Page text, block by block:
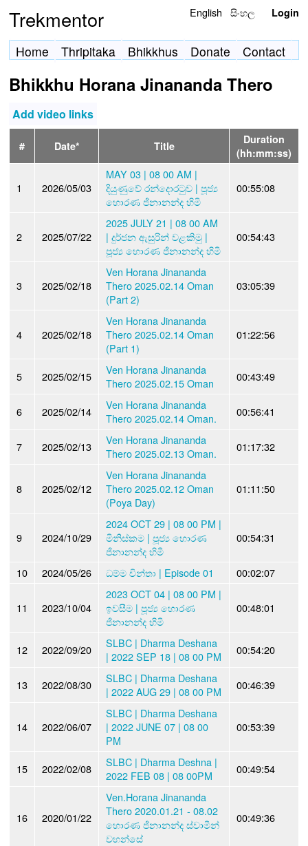
Trekmentor English සිංහල Login
Home Thripitaka Bhikkhus Donate Contact
Bhikkhu Horana Jinananda Thero
Add video links
# Date* Title
Duration
(hh:mm:ss)
1 2026/05/03
MAY 03 | 08 00 AM |
දියුණුවේ රන්දොරටුව | පූජ්‍ය
හොරණ ජිනානන්ද හිමි
00:55:08
2 2025/07/22
2025 JULY 21 | 08 00 AM
| දුර්ජන ඇසුරින් වළකිමු |
පූජ්‍ය හොරණ ජිනානන්ද හිමි
00:54:43
3 2025/02/18
Ven Horana Jinananda
Thero 2025.02.14 Oman
(Part 2)
03:05:39
4 2025/02/18
Ven Horana Jinananda
Thero 2025.02.14 Oman
(Part 1)
01:22:56
5 2025/02/15
Ven Horana Jinananda
Thero 2025.02.15 Oman
00:43:49
6 2025/02/14
Ven Horana Jinananda
Thero 2025.02.14 Oman.
00:56:41
7 2025/02/13
Ven Horana Jinananda
Thero 2025.02.13 Oman.
01:17:32
8 2025/02/12
Ven Horana Jinananda
Thero 2025.02.12 Oman
(Poya Day)
01:11:50
9 2024/10/29
2024 OCT 29 | 08 00 PM |
මිනිස්කම | පූජ්‍ය හොරණ
ජිනානන්ද හිමි
00:54:31
10 2024/05/26 ධම්ම චින්තා | Episode 01 00:02:07
11 2023/10/04
2023 OCT 04 | 08 00 PM |
ඉවසීම | පූජ්‍ය හොරණ
ජිනානන්ද හිමි
00:48:01
12 2022/09/20
SLBC | Dharma Deshana
| 2022 SEP 18 | 08 00 PM
00:54:20
13 2022/08/30
SLBC | Dharma Deshana
| 2022 AUG 29 | 08 00 PM
00:46:39
14 2022/06/07
SLBC | Dharma Deshana
| 2022 JUNE 07 | 08 00
PM
00:53:39
15 2022/02/08
SLBC | Dharma Deshna |
2022 FEB 08 | 08 00PM
00:49:54
16 2020/01/22
Ven.Horana Jinananda
Thero 2020.01.21 - 08.02
හොරණ ජිනානන්ද ස්වාමීන්
වහන්සේ
00:49:36